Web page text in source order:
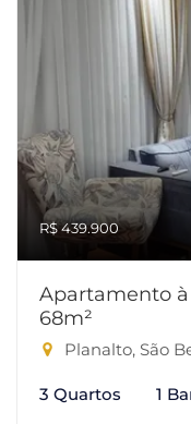
R$ 439.900
Apartamento
68m²
Planalto, São
3 Quartos 1